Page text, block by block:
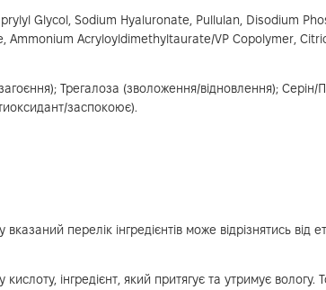
Glycol, Sodium Hyaluronate, Pullulan, Disodium
Acryloyldimethyltaurate/VP Copolymer,
Трегалоза (зволоження/відновлення); Серін/
заспокоює).
перелік інгредієнтів може відрізнятись від
інгредієнт, який притягує та утримує вологу.